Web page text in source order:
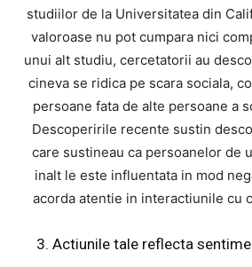
studiilor de la Universitatea din
valoroase nu pot cumpara nici
unui alt studiu, cercetatorii au
cineva se ridica pe scara sociala,
persoane fata de alte persoane a
Descoperirile recente sustin
care sustineau ca persoanelor de
inalt le este influentata in mod
acorda atentie in interactiunile cu
3. Actiunile tale reflecta